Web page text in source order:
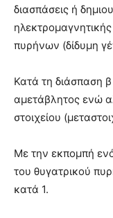
διασπάσεις ή
πυρήνων (δίδυμη
Κατά τη διάσπαση
αμετάβλητος ενώ
στοιχείου
Με την εκπομπή
του θυγατρικού
κατά 1.